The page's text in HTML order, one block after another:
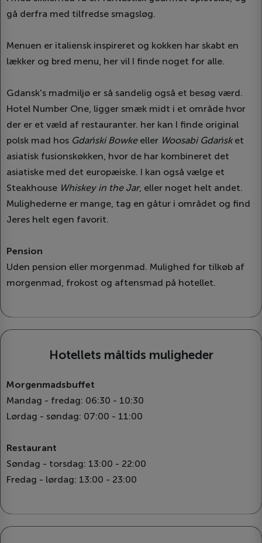
gå derfra med tilfredse smagsløg.
Menuen er italiensk inspireret og kokken har skabt en
lækker og bred menu, her vil I finde noget for alle.
Gdansk's madmiljø er så sandelig også et besøg værd.
Hotel Number One, ligger smæk midt i et område hvor
der er et væld af restauranter. her kan I finde original
polsk mad hos Gdański Bowkeeller Woosabi Gdańsket
asiatisk fusionskøkken, hvor de har kombineret det
asiatiske med det europæiske. I kan også vælge et
Steakhouse Whiskey in the Jar, eller noget helt andet.
Mulighederne er mange, tag en gåtur i området og find
Jeres helt egen favorit.
Pension
Uden pension eller morgenmad. Mulighed for tilkøb af
morgenmad, frokost og aftensmad på hotellet.
Hotellets måltids muligheder
Morgenmadsbuffet
Mandag - fredag: 06:30 - 10:30
Lørdag - søndag: 07:00 - 11:00
Restaurant
Søndag - torsdag: 13:00 - 22:00
Fredag ​​- lørdag: 13:00 - 23:00